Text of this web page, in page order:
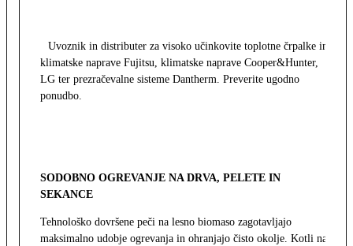
Uvoznik in distributer za visoko učinkovite toplotne črpalke in
klimatske naprave Fujitsu, klimatske naprave Cooper&Hunter,
LG ter prezračevalne sisteme Dantherm. Preverite ugodno
ponudbo.
SODOBNO OGREVANJE NA DRVA, PELETE IN
SEKANCE
Tehnološko dovršene peči na lesno biomaso zagotavljajo
maksimalno udobje ogrevanja in ohranjajo čisto okolje. Kotli na